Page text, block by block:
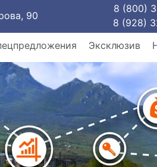
90
8 (800)
8 (928)
Эксклюзив